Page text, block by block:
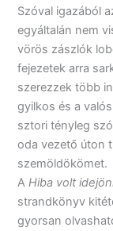
Szóval igazából
egyáltalán nem
vörös zászlók
fejezetek arra
szerezzek több
gyilkos és a
sztori tényleg
oda vezető úton
szemöldökömet.
A Hiba volt
strandkönyv
gyorsan